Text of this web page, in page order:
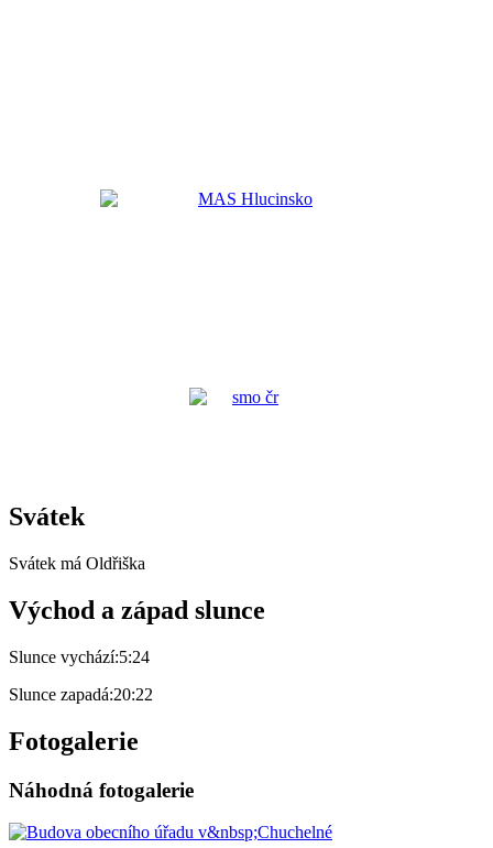
Svátek
Svátek má Oldřiška
Východ a západ slunce
Slunce vychází:5:24
Slunce zapadá:20:22
Fotogalerie
Náhodná fotogalerie